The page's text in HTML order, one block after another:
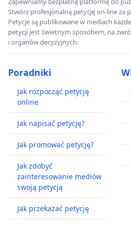
Stwórz profesjonalną petycję on-line za
Petycje są publikowane w mediach
petycji jest świetnym sposobem, na
i organów decyzyjnych.
Poradniki
Jak rozpocząć petycję
online
Jak napisać petycję?
Jak promować petycję?
Jak zdobyć
zainteresowanie mediów
swoją petycją
Jak przekazać petycję